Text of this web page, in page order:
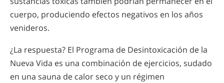
cuerpo, produciendo efectos negativos en los años
venideros.
¿La respuesta? El Programa de Desintoxicación de la
Nueva Vida es una combinación de ejercicios, sudado
en una sauna de calor seco y un régimen